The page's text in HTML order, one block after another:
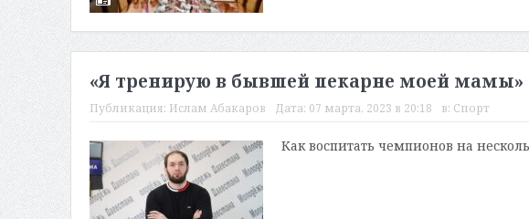
«Я тренирую в бывшей пекарне моей мамы»
Публикация: Ислам Абакаров Дата: 07 марта, 2023 в 20:18 в: Спорт
Как воспитать чемпионов на